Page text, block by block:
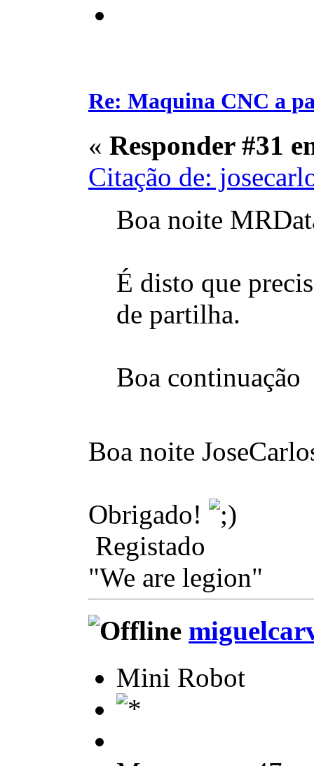
Re: Maquina CNC a
« Responder #31
Citação de:
Boa noite
É disto que
de partilha.
Boa continuação
Boa noite
Obrigado!
Registado
"We are legion"
Mini Robot